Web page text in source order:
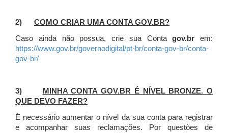
2) COMO CRIAR UMA CONTA GOV.BR?
Caso ainda não possua, crie sua Contagov.br em:
https://www.gov.br/governodigital/pt-br/conta-gov-br/conta-
gov-br/
3)
MINHA CONTA GOV.BR É NÍVEL BRONZE. O
QUE DEVO FAZER?
É necessário aumentar o nível da sua conta para registrar
e acompanhar suas reclamações. Por questões de